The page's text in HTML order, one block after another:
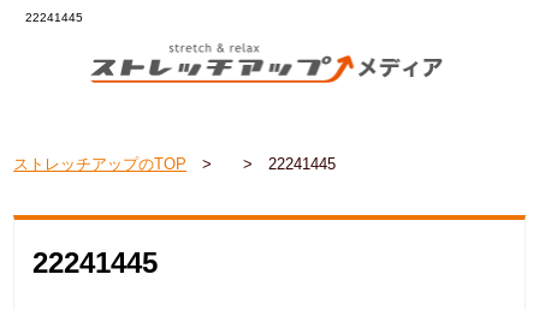
22241445
ストレッチアップのTOP > > 22241445
22241445